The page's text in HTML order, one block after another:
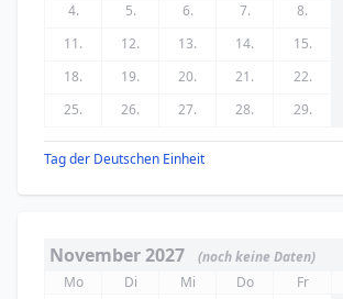
4.
5. 6. 7. 8.
11.
12. 13. 14. 15.
18.
19. 20. 21. 22.
25.
26. 27. 28. 29.
Tag der Deutschen Einheit
November 2027
(noch keine Daten)
Mo
Di Mi Do Fr